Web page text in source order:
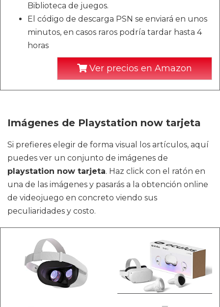
Biblioteca de juegos.
El código de descarga PSN se enviará en unos
minutos, en casos raros podría tardar hasta 4
horas
Ver precios en Amazon
Imágenes de Playstation now tarjeta
Si prefieres elegir de forma visual los artículos, aquí
puedes ver un conjunto de imágenes de
playstation now tarjeta. Haz click con el ratón en
una de las imágenes y pasarás a la obtención online
de videojuego en concreto viendo sus
peculiaridades y costo.